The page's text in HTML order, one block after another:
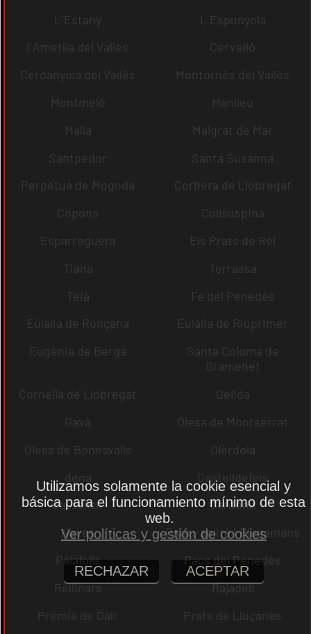
L´Estany
L´Espunyola
l´Ametlla del Vallès
Cervelló
Cerdanyola del Vallès
Montornès del Vallès
Montmeló
Manlleu
Malla
Malgrat de Mar
Santpedor
Santa Susanna
Perpètua de Mogoda
Corbera de Llobregat
Copons
Collsuspina
Esparreguera
Els Prats de Rei
Tiana
Terrassa
Teià
Fe del Penedès
Eulàlia de Ronçana
Eulàlia de Riuprimer
Eugènia de Berga
Santa Coloma de
Gramenet
Cornellà de Llobregat
Gelida
Gavà
Olesa de Montserrat
Olesa de Bonesvalls
Olèrdola
dena
Castelldefels
Castellcir
Cardona
Navas
Palau-solità i Plegamans
Palafolls
Pacs del Penedès
Rellinars
Rajadell
Premià de Dalt
Prats de Lluçanès
Utilizamos solamente la cookie esencial y
básica para el funcionamiento mínimo de esta
web.
Ver políticas y gestión de cookies
RECHAZAR ACEPTAR